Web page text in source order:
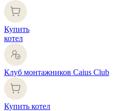
Купить
котел
Клуб монтажников Caius Club
Купить котел